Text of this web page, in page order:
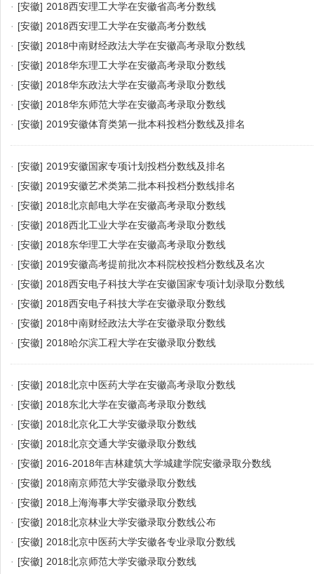
· [安徽] 2018西安理工大学在安徽省高考分数线
· [安徽] 2018西安理工大学在安徽高考分数线
· [安徽] 2018中南财经政法大学在安徽高考录取分数线
· [安徽] 2018华东理工大学在安徽高考录取分数线
· [安徽] 2018华东政法大学在安徽高考录取分数线
· [安徽] 2018华东师范大学在安徽高考录取分数线
· [安徽] 2019安徽体育类第一批本科投档分数线及排名
· [安徽] 2019安徽国家专项计划投档分数线及排名
· [安徽] 2019安徽艺术类第二批本科投档分数线排名
· [安徽] 2018北京邮电大学在安徽高考录取分数线
· [安徽] 2018西北工业大学在安徽高考录取分数线
· [安徽] 2018东华理工大学在安徽高考录取分数线
· [安徽] 2019安徽高考提前批次本科院校投档分数线及名次
· [安徽] 2018西安电子科技大学在安徽国家专项计划录取分数线
· [安徽] 2018西安电子科技大学在安徽录取分数线
· [安徽] 2018中南财经政法大学在安徽录取分数线
· [安徽] 2018哈尔滨工程大学在安徽录取分数线
· [安徽] 2018北京中医药大学在安徽高考录取分数线
· [安徽] 2018东北大学在安徽高考录取分数线
· [安徽] 2018北京化工大学安徽录取分数线
· [安徽] 2018北京交通大学安徽录取分数线
· [安徽] 2016-2018年吉林建筑大学城建学院安徽录取分数线
· [安徽] 2018南京师范大学安徽录取分数线
· [安徽] 2018上海海事大学安徽录取分数线
· [安徽] 2018北京林业大学安徽录取分数线公布
· [安徽] 2018北京中医药大学安徽各专业录取分数线
· [安徽] 2018北京师范大学安徽录取分数线